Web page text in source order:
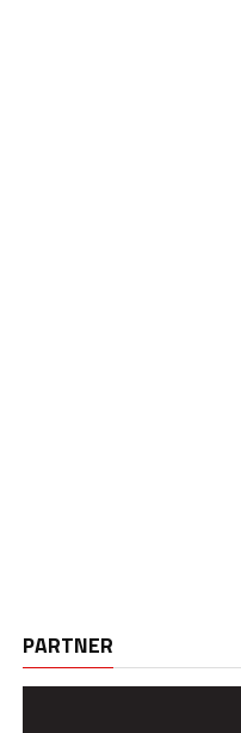
PARTNER